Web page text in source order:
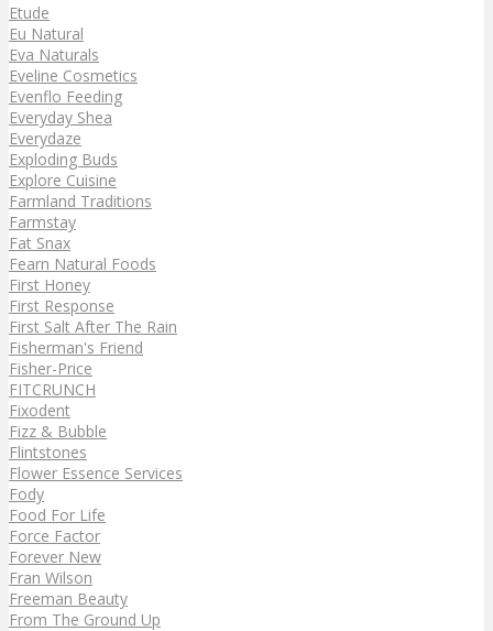
Etude
Eu Natural
Eva Naturals
Eveline Cosmetics
Evenflo Feeding
Everyday Shea
Everydaze
Exploding Buds
Explore Cuisine
Farmland Traditions
Farmstay
Fat Snax
Fearn Natural Foods
First Honey
First Response
First Salt After The Rain
Fisherman's Friend
Fisher-Price
FITCRUNCH
Fixodent
Fizz & Bubble
Flintstones
Flower Essence Services
Fody
Food For Life
Force Factor
Forever New
Fran Wilson
Freeman Beauty
From The Ground Up